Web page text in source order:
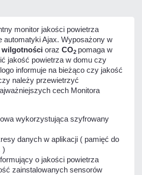
monitor jakości powietrza
automatyki Ajax. Wyposażony w
wilgotności oraz CO2 pomaga w
jakość powietrza w domu czy
informuje na bieżąco czy jakość
należy przewietrzyć
cech Monitora
wykorzystująca szyfrowany
danych w aplikacji ( pamięć do
)
o jakości powietrza
zainstalowanych sensorów